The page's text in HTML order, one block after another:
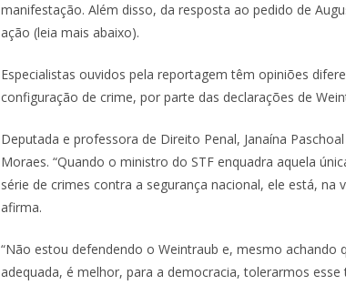
manifestação. Além disso, da resposta ao pedido de
ação (leia mais abaixo).
Especialistas ouvidos pela reportagem têm opiniões
configuração de crime, por parte das declarações de
Deputada e professora de Direito Penal, Janaína
Moraes. “Quando o ministro do STF enquadra aquela
série de crimes contra a segurança nacional, ele está, na
afirma.
“Não estou defendendo o Weintraub e, mesmo achando
adequada, é melhor, para a democracia, tolerarmos